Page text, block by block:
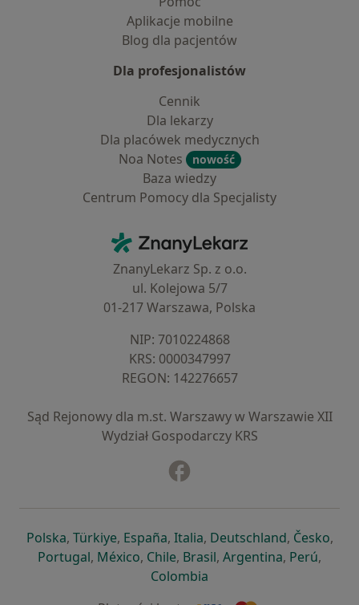
Aplikacje mobilne
Blog dla pacjentów
Dla profesjonalistów
Cennik
Dla lekarzy
Dla placówek medycznych
Noa Notes
nowość
Baza wiedzy
Centrum Pomocy dla Specjalisty
ZnanyLekarz - Strona główna
ZnanyLekarz Sp. z o.o.
ul. Kolejowa 5/7
01-217 Warszawa, Polska
NIP: ⁠7010224868
KRS: ⁠0000347997
REGON: ⁠142276657
Sąd Rejonowy dla m.st. Warszawy w Warszawie XII
Wydział Gospodarczy KRS
Polskaotwiera się w nowej karcie
, Türkiyeotwiera się w nowej karcie
, Españaotwiera się w nowej karcie
, Italiaotwiera się w nowej
, Deutschlandotwiera się
, Česko,
Portugalotwiera się w nowej karcie
, Méxicootwiera się w nowej karcie
, Chileotwiera się w nowej karcie
, Brasilotwiera się w nowej
, Argentinaotwiera się
, Perú,
Colombia